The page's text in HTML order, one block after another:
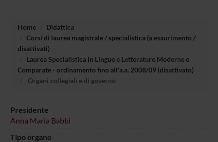
Home
Didattica
Corsi di laurea magistrale / specialistica (a esaurimento /
disattivati)
Laurea Specialistica in Lingue e Letterature Moderne e
Comparate - ordinamento fino all'a.a. 2008/09 (disattivato)
Organi collegiali e di governo
Presidente
Anna Maria Babbi
Tipo organo